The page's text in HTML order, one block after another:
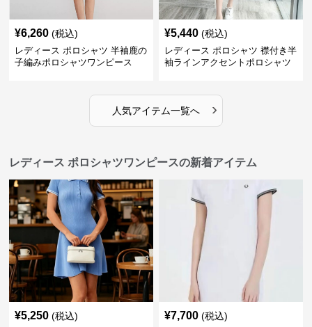
¥6,260 (税込)
レディース ポロシャツ 半袖鹿の
子編みポロシャツワンピース
¥5,440 (税込)
レディース ポロシャツ 襟付き半
袖ラインアクセントポロシャツ
人気アイテム一覧へ ›
レディース ポロシャツワンピースの新着アイテム
¥5,250 (税込) ¥7,700 (税込)